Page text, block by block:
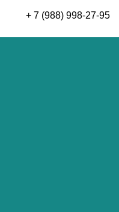
+ 7 (988) 998-27-95